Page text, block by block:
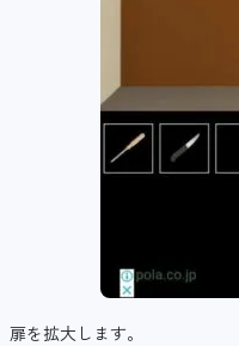
扉を拡大します。